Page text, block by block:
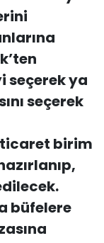
seçerek ya
seçerek
birim
büfelere